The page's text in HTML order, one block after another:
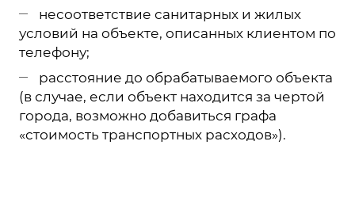
несоответствие санитарных и жилых
условий на объекте, описанных клиентом по
телефону;
расстояние до обрабатываемого объекта
(в случае, если объект находится за чертой
города, возможно добавиться графа
«стоимость транспортных расходов»).